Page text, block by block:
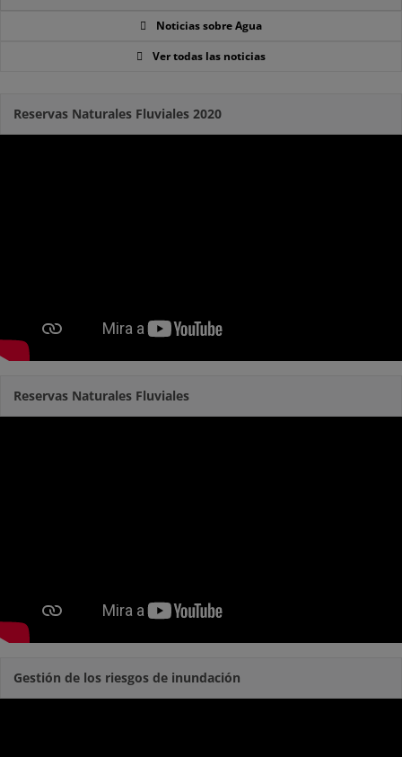
Noticias sobre Agua
Ver todas las noticias
Reservas Naturales Fluviales 2020
Reservas Naturales Fluviales
Gestión de los riesgos de inundación